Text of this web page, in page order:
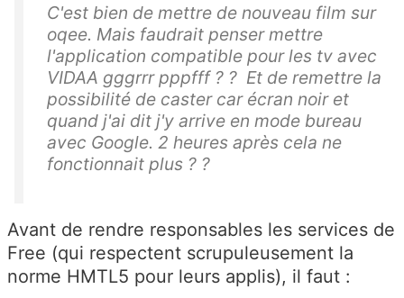
C'est bien de mettre de nouveau film sur
oqee. Mais faudrait penser mettre
l'application compatible pour les tv avec
VIDAA gggrrr pppfff ? ? Et de remettre la
possibilité de caster car écran noir et
quand j'ai dit j'y arrive en mode bureau
avec Google. 2 heures après cela ne
fonctionnait plus ? ?
Avant de rendre responsables les services de
Free (qui respectent scrupuleusement la
norme HMTL5 pour leurs applis), il faut :